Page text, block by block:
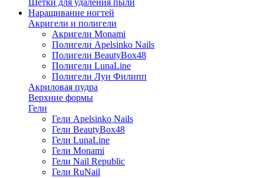
Щетки для удаления пыли
Наращивание ногтей
Акригели и полигели
Акригели Monami
Полигели Apelsinko Nails
Полигели BeautyBox48
Полигели LunaLine
Полигели Луи Филипп
Акриловая пудра
Верхние формы
Гели
Гели Apelsinko Nails
Гели BeautyBox48
Гели LunaLine
Гели Monami
Гели Nail Republic
Гели RuNail